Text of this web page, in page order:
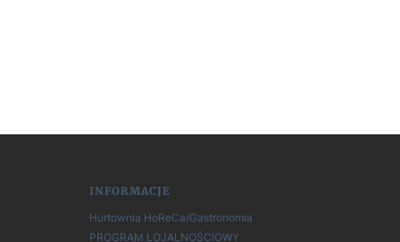
INFORMACJE
Hurtownia HoReCa/Gastronomia
PROGRAM LOJALNOŚCIOWY